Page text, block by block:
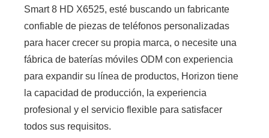
Smart 8 HD X6525, esté buscando un fabricante
confiable de piezas de teléfonos personalizadas
para hacer crecer su propia marca, o necesite una
fábrica de baterías móviles ODM con experiencia
para expandir su línea de productos, Horizon tiene
la capacidad de producción, la experiencia
profesional y el servicio flexible para satisfacer
todos sus requisitos.